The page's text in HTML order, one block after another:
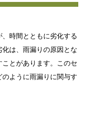
時間とともに劣化する
は、雨漏りの原因とな
とがあります。このセ
ように雨漏りに関与す